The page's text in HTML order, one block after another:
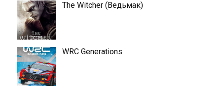
The Witcher (Ведьмак)
WRC Generations